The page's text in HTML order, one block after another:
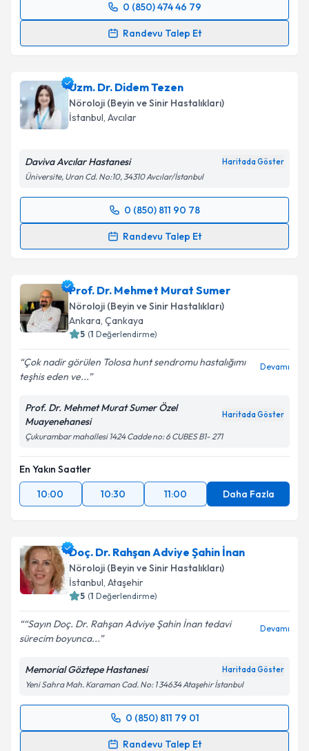
Takvim Talebini Gönder
0 (850) 474 46 79
Randevu Talep Et
Randevu Takvimi Talebi
takvim hazırlandığında e-posta ile bilgilendireceğiz.
E-posta Adresiniz
Kişisel verilerimin işlenmesine ilişkin
Metni'ni okudum ve kişisel verilerimin belirtilen
kapsamda işlenmesini kabul ediyorum.
Takvim Talebini Gönder
Uzm. Dr. Didem Tezen
Nöroloji (Beyin ve Sinir Hastalıkları)
İstanbul, Avcılar
Daviva Avcılar Hastanesi Haritada Göster
Üniversite, Uran Cd. No:10, 34310 Avcılar/İstanbul
0 (850) 811 90 78
Randevu Talep Et
Randevu Takvimi Talebi
takvim hazırlandığında e-posta ile bilgilendireceğiz.
E-posta Adresiniz
'ni okudum ve kişisel verilerimin belirtilen
kapsamda işlenmesini kabul ediyorum.
Takvim Talebini Gönder
Prof. Dr. Mehmet Murat Sumer
Nöroloji (Beyin ve Sinir Hastalıkları)
Ankara, Çankaya
5 (1 Değerlendirme)
Çok nadir görülen Tolosa hunt sendromu hastalığımı
teşhis eden ve...
Devamı
Prof. Dr. Mehmet Murat Sumer Özel
Muayenehanesi
Haritada Göster
Çukurambar mahallesi 1424 Cadde no: 6 CUBES B1- 271
En Yakın Saatler
10:00
10:30 11:00 Daha Fazla
Doç. Dr. Rahşan Adviye Şahin İnan
Nöroloji (Beyin ve Sinir Hastalıkları)
İstanbul, Ataşehir
5 (1 Değerlendirme)
“Sayın Doç. Dr. Rahşan Adviye Şahin İnan tedavi
sürecim boyunca...
Devamı
Memorial Göztepe Hastanesi Haritada Göster
Yeni Sahra Mah. Karaman Cad. No: 1 34634 Ataşehir İstanbul
0 (850) 811 79 01
Randevu Talep Et
Randevu Takvimi Talebi